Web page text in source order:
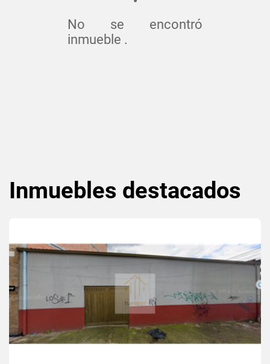
No se encontró
inmueble .
Inmuebles destacados